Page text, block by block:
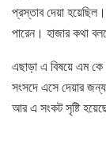
প্রস্তাব দেয়া
পারেন। হাজার কথা
এছাড়া এ বিষয়ে এম
সংসদে এসে দেয়ার
আর এ সংকট সৃষ্টি